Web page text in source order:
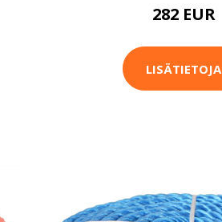
282 EUR
LISÄTIETOJA